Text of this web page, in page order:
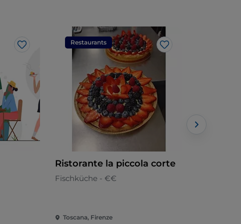
Like
Restaurants
Like
Ristorante la piccola corte
Fischküche - €€
Toscana, Firenze